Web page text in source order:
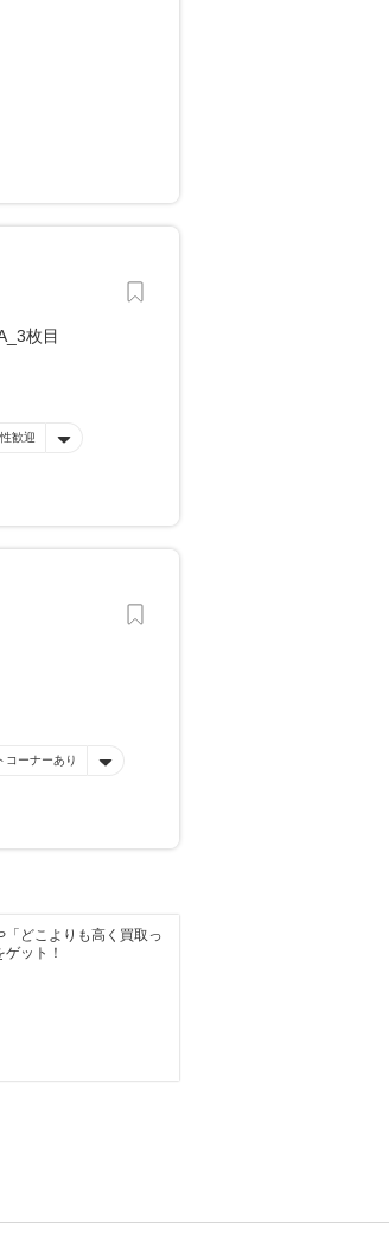
歓迎
コーナーあり
「どこよりも高く買取っ
ット！